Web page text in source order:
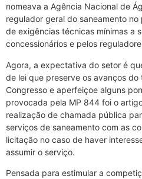
nomeava a Agência Nacional de
regulador geral do saneamento
de exigências técnicas mínimas a
concessionários e pelos
Agora, a expectativa do setor é
de lei que preserve os avanços
Congresso e aperfeiçoe alguns
provocada pela MP 844 foi o
realização de chamada pública
serviços de saneamento com as
licitação no caso de haver
assumir o serviço.
Pensada para estimular a